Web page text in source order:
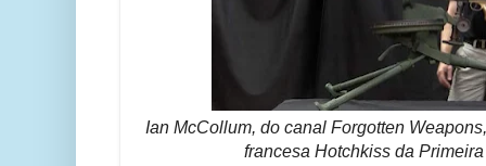
Ian McCollum, do canal Forgotten
francesa Hotchkiss da